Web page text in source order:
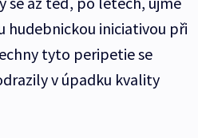
hudebnickou iniciativou při
tyto peripetie se
v úpadku kvality